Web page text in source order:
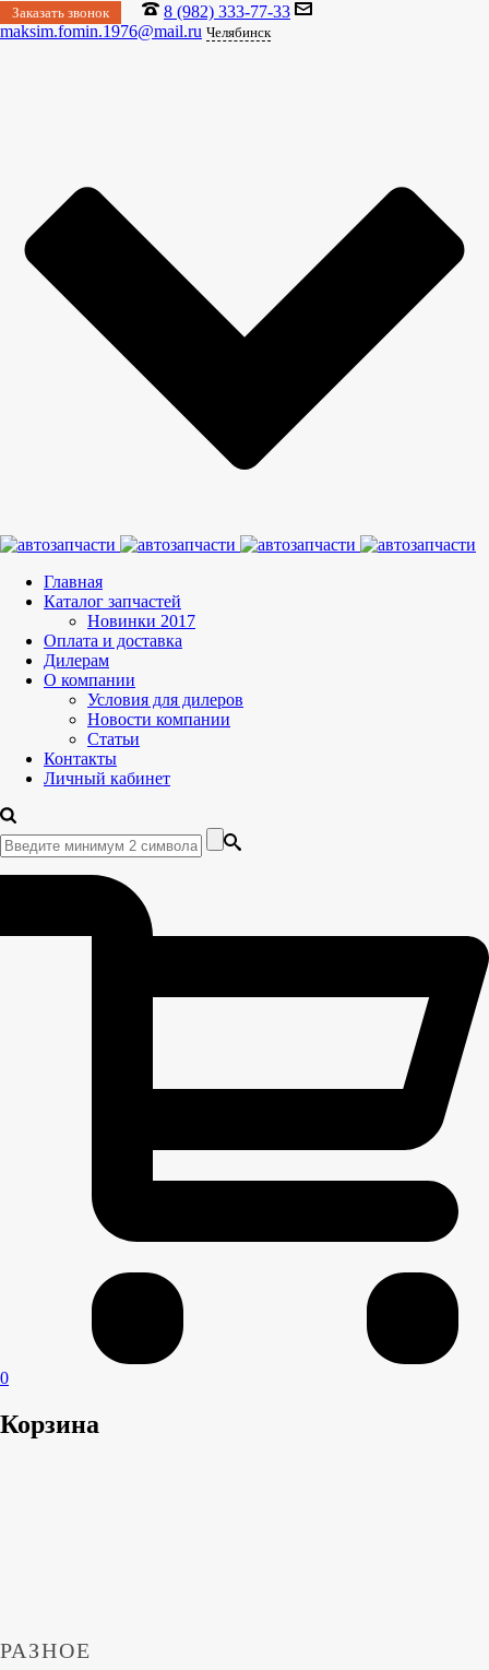
Заказать звонок
8 (982) 333-77-33
maksim.fomin.1976@mail.ru Челябинск
Главная
Каталог запчастей
Новинки 2017
Оплата и доставка
Дилерам
О компании
Условия для дилеров
Новости компании
Статьи
Контакты
Личный кабинет
0
Корзина
РАЗНОЕ